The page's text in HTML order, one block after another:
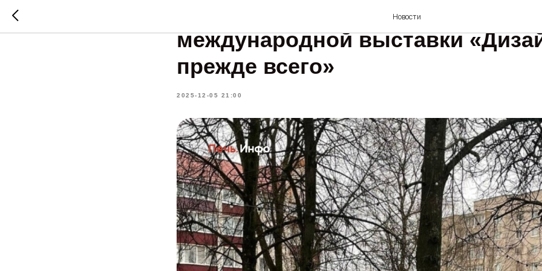
Новости
В Вязьме обновили экспозицию
международной выставки
прежде всего»
2025-12-05 21:00